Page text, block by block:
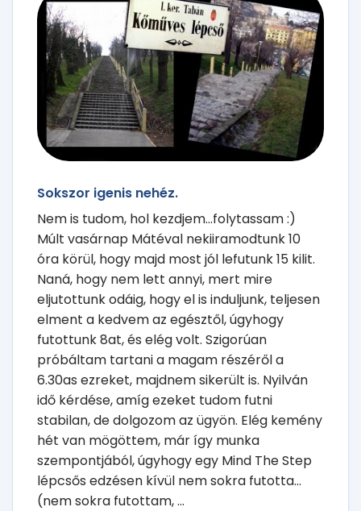
Sokszor igenis nehéz.
Nem is tudom, hol kezdjem...folytassam :)
Múlt vasárnap Mátéval nekiiramodtunk 10
óra körül, hogy majd most jól lefutunk 15 kilit.
Naná, hogy nem lett annyi, mert mire
eljutottunk odáig, hogy el is induljunk, teljesen
elment a kedvem az egésztől, úgyhogy
futottunk 8at, és elég volt. Szigorúan
próbáltam tartani a magam részéről a
6.30as ezreket, majdnem sikerült is. Nyilván
idő kérdése, amíg ezeket tudom futni
stabilan, de dolgozom az ügyön. Elég kemény
hét van mögöttem, már így munka
szempontjából, úgyhogy egy Mind The Step
lépcsős edzésen kívül nem sokra futotta...
(nem sokra futottam, ...